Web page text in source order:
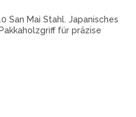
San Mai Stahl. Japanisches
für präzise